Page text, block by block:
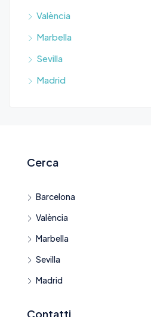
València
Marbella
Sevilla
Madrid
Cerca
Barcelona
València
Marbella
Sevilla
Madrid
Contatti